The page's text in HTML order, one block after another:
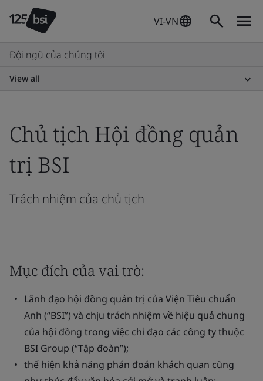
VI-VN
Đội ngũ của chúng tôi
View all
Chủ tịch Hội đồng quản
trị BSI
Trách nhiệm của chủ tịch
Mục đích của vai trò:
Lãnh đạo hội đồng quản trị của Viện Tiêu chuẩn
Anh (“BSI”) và chịu trách nhiệm về hiệu quả chung
của hội đồng trong việc chỉ đạo các công ty thuộc
BSI Group (“Tập đoàn”);
thể hiện khả năng phán đoán khách quan cũng